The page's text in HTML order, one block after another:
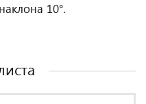
10°.